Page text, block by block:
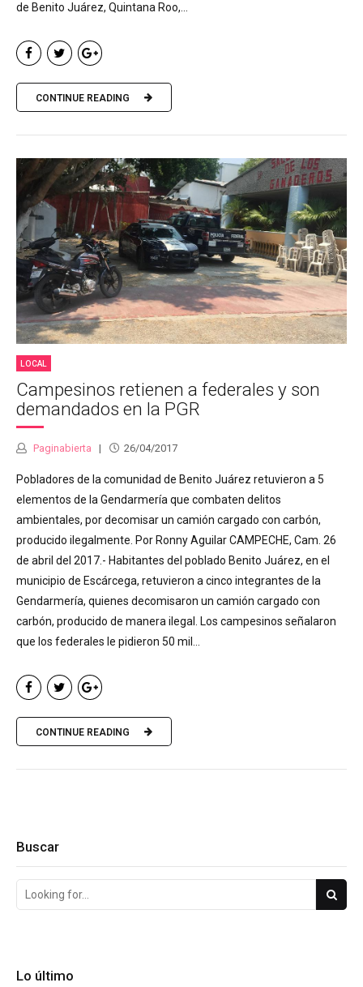
de Benito Juárez, Quintana Roo,...
CONTINUE READING
LOCAL
Campesinos retienen a federales y son
demandados en la PGR
Paginabierta 26/04/2017
Pobladores de la comunidad de Benito Juárez retuvieron a 5
elementos de la Gendarmería que combaten delitos
ambientales, por decomisar un camión cargado con carbón,
producido ilegalmente. Por Ronny Aguilar CAMPECHE, Cam. 26
de abril del 2017.- Habitantes del poblado Benito Juárez, en el
municipio de Escárcega, retuvieron a cinco integrantes de la
Gendarmería, quienes decomisaron un camión cargado con
carbón, producido de manera ilegal. Los campesinos señalaron
que los federales le pidieron 50 mil...
CONTINUE READING
Buscar
Lo último